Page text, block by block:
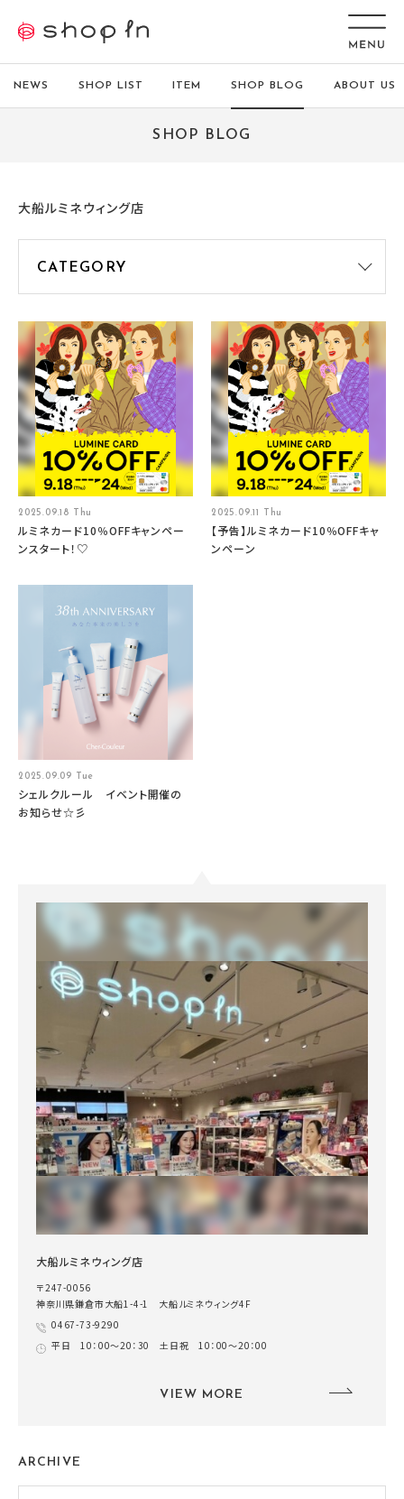
NEWS SHOP LIST ITEM SHOP BLOG ABOUT US
SHOP BLOG
大船ルミネウィング店
2025.09.18 Thu
ルミネカード10％OFFキャンペー
ンスタート！♡
2025.09.11 Thu
【予告】ルミネカード10％OFFキャ
ンペーン
2025.09.09 Tue
シェルクルール イベント開催の
お知らせ☆彡
大船ルミネウィング店
〒247-0056
神奈川県鎌倉市大船1-4-1 大船ルミネウィング4F
0467-73-9290
平日 10：00～20：30 土日祝 10：00～20：00
VIEW MORE
ARCHIVE